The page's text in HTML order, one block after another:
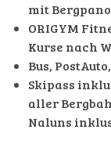
mit
ORIGYM
Kurse nach
Bus,
Skipass
aller
Naluns